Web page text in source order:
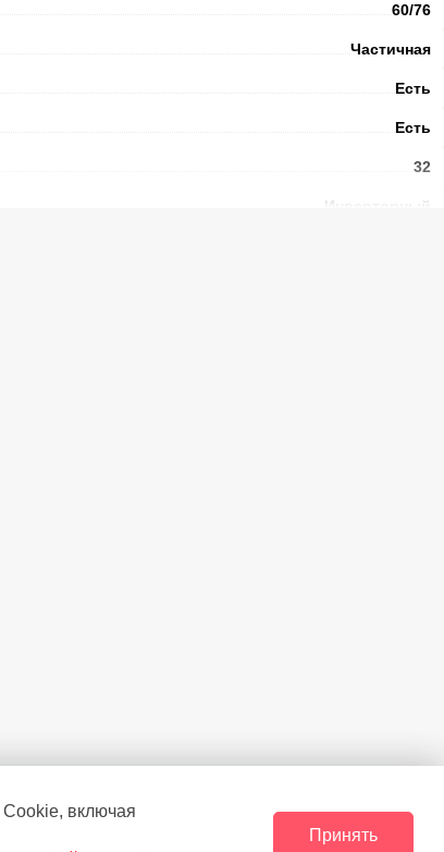
60/76
Частичная
Есть
Есть
32
Инверторный
включая
Принять